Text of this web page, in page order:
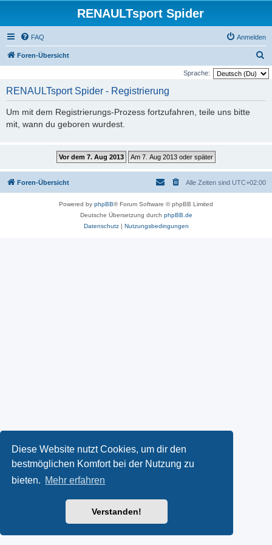
Diese Website nutzt Cookies, um dir den
bestmöglichen Komfort bei der Nutzung zu
bieten. Mehr erfahren
Verstanden!
RENAULTsport Spider
FAQ Anmelden
Foren-Übersicht
u
Sprache:
RENAULTsport Spider - Registrierung
Um mit dem Registrierungs-Prozess fortzufahren, teile uns bitte
mit, wann du geboren wurdest.
Foren-Übersicht Alle Zeiten sind UTC+02:00
Powered by phpBB® Forum Software © phpBB Limited
Deutsche Übersetzung durch phpBB.de
Datenschutz| Nutzungsbedingungen